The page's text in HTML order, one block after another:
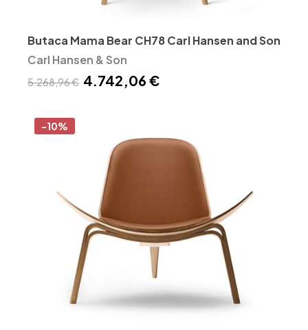
Butaca Mama Bear CH78 Carl Hansen and Son
Carl Hansen & Son
5.268,96 € 4.742,06 €
-10%